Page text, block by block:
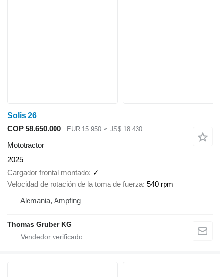
Solis 26
COP 58.650.000
EUR 15.950 ≈ US$ 18.430
Mototractor
2025
Cargador frontal montado ✓
Velocidad de rotación de la toma de fuerza 540 rpm
Alemania, Ampfing
Thomas Gruber KG